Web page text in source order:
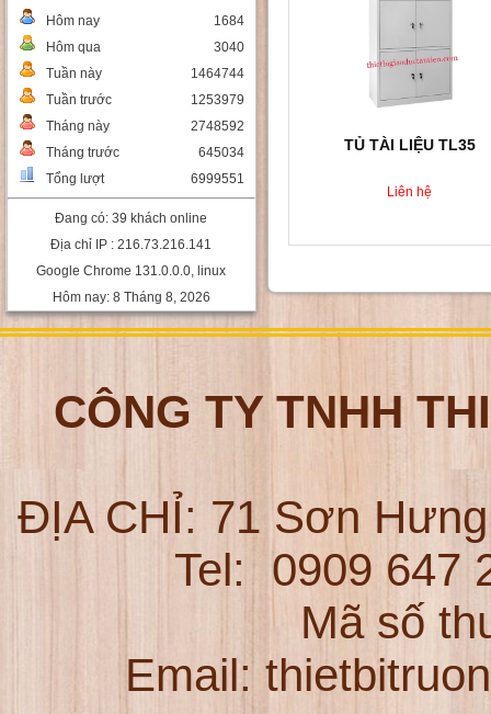
Hôm nay
1684
Hôm qua
3040
Tuần này
1464744
Tuần trước
1253979
Tháng này
2748592
Tháng trước
645034
Tổng lượt
6999551
Đang có: 39 khách online
Địa chỉ IP : 216.73.216.141
Google Chrome 131.0.0.0, linux
Hôm nay: 8 Tháng 8, 2026
TỦ TÀI LIỆU TL35
Liên hệ
CÔNG TY TNHH
ĐỊA CHỈ: 71 Sơn
Tel: 0909
Mã số
Email: